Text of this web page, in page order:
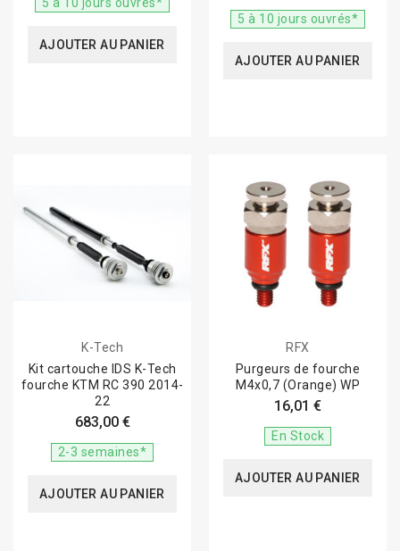
AJOUTER AU PANIER
5 à 10 jours ouvrés*
AJOUTER AU PANIER
K-Tech
Kit cartouche IDS K-Tech
fourche KTM RC 390 2014-
22
683,00 €
2-3 semaines*
AJOUTER AU PANIER
RFX
Purgeurs de fourche
M4x0,7 (Orange) WP
16,01 €
En Stock
AJOUTER AU PANIER